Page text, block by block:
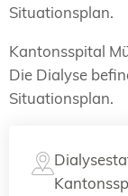
Situationsplan.
Kantonsspital
Die Dialyse
Situationsplan.